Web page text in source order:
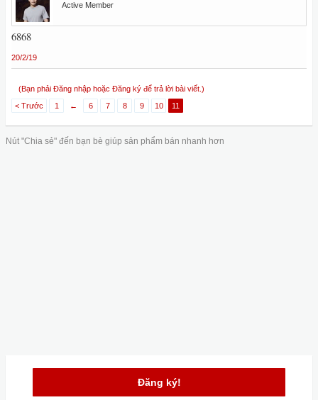
Active Member
6868
20/2/19
(Bạn phải Đăng nhập hoặc Đăng ký để trả lời bài viết.)
< Trước
1 ← 6 7 8 9 10 11
Nút "Chia sẻ" đến bạn bè giúp sản phẩm bán nhanh hơn
Đăng ký!